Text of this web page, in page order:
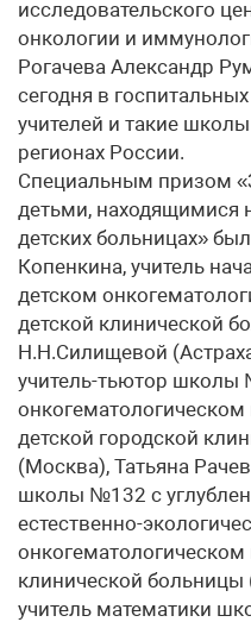
исследовательского
онкологии и
Рогачева Александр
сегодня в
учителей и такие
регионах России.
Специальным призом
детьми, находящимися
детских больницах»
Копенкина, учитель
детском
детской клинической
Н.Н.Силищевой
учитель-тьютор школы
детской городской
(Москва), Татьяна
школы №132 с
естественно-
клинической
учитель математики